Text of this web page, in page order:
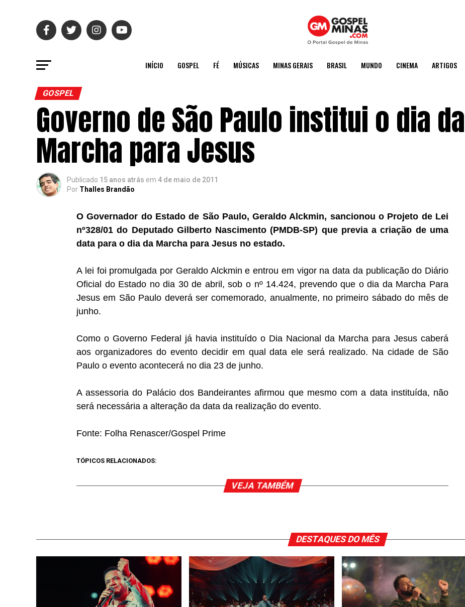
INÍCIO GOSPEL FÉ MÚSICAS MINAS GERAIS BRASIL MUNDO CINEMA ARTIGOS
GOSPEL
Governo de São Paulo institui o dia da
Marcha para Jesus
Publicado 15 anos atrás em 4 de maio de 2011
Por Thalles Brandão
O Governador do Estado de São Paulo, Geraldo Alckmin, sancionou o Projeto de Lei
nº328/01 do Deputado Gilberto Nascimento (PMDB-SP) que previa a criação de uma
data para o dia da Marcha para Jesus no estado.
A lei foi promulgada por Geraldo Alckmin e entrou em vigor na data da publicação do Diário
Oficial do Estado no dia 30 de abril, sob o nº 14.424, prevendo que o dia da Marcha Para
Jesus em São Paulo deverá ser comemorado, anualmente, no primeiro sábado do mês de
junho.
Como o Governo Federal já havia instituído o Dia Nacional da Marcha para Jesus caberá
aos organizadores do evento decidir em qual data ele será realizado. Na cidade de São
Paulo o evento acontecerá no dia 23 de junho.
A assessoria do Palácio dos Bandeirantes afirmou que mesmo com a data instituída, não
será necessária a alteração da data da realização do evento.
Fonte: Folha Renascer/Gospel Prime
TÓPICOS RELACIONADOS:
VEJA TAMBÉM
DESTAQUES DO MÊS